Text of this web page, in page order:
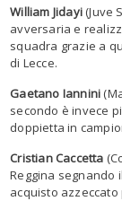
William Jidayi (Juve
avversaria e
squadra grazie a
di Lecce.
Gaetano Iannini
secondo è invece
doppietta in
Cristian Caccetta
Reggina segnando
acquisto